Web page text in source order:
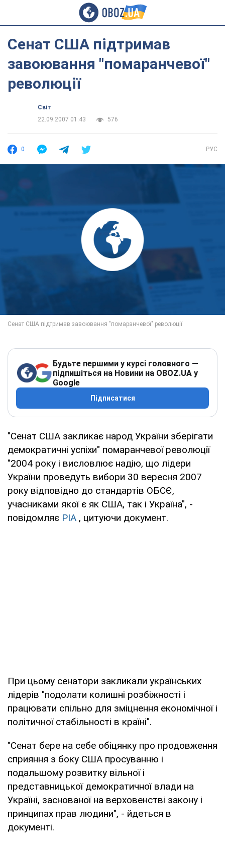
Сенат США підтримав
завоювання "помаранчевої"
революції
Світ
22.09.2007 01:43
576
0 РУС
Будьте першими у курсі головного —
підпишіться на Новини на OBOZ.UA у
Google
Підписатися
"Сенат США закликає народ України зберігати
демократичні успіхи" помаранчевої революції
"2004 року і висловлює надію, що лідери
України проведуть вибори 30 вересня 2007
року відповідно до стандартів ОБСЄ,
учасниками якої є як США, так і Україна", -
повідомляє РІА , цитуючи документ.
При цьому сенатори закликали українських
лідерів "подолати колишні розбіжності і
працювати спільно для зміцнення економічної і
політичної стабільності в країні".
"Сенат бере на себе обіцянку про продовження
сприяння з боку США просуванню і
подальшому розвитку вільної і
представницької демократичної влади на
Україні, заснованої на верховенстві закону і
принципах прав людини", - йдеться в
документі.